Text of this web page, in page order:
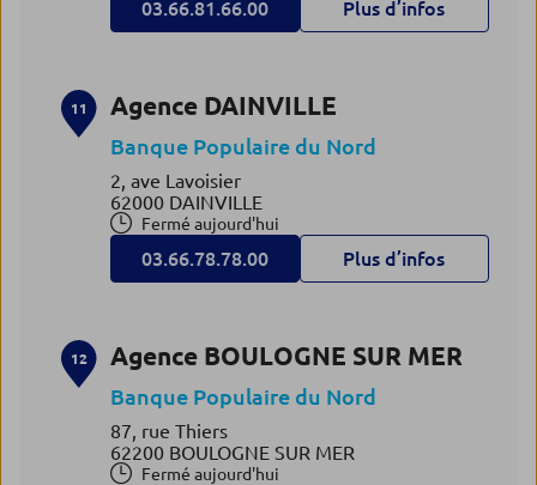
03.66.81.66.00 Plus d’infos
11 Agence DAINVILLE
Banque Populaire du Nord
2, ave Lavoisier
62000 DAINVILLE
Fermé aujourd'hui
03.66.78.78.00 Plus d’infos
12 Agence BOULOGNE SUR MER
Banque Populaire du Nord
87, rue Thiers
62200 BOULOGNE SUR MER
Fermé aujourd'hui